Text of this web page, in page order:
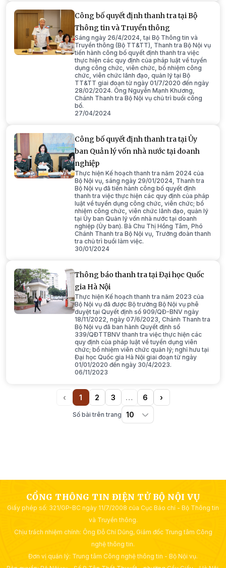
Công bố quyết định thanh tra tại Bộ
Thông tin và Truyền thông
Sáng ngày 26/4/2024, tại Bộ Thông tin và
Truyền thông (Bộ TT&TT), Thanh tra Bộ Nội vụ
tiến hành công bố quyết định thanh tra việc
thực hiện các quy định của pháp luật về tuyển
dụng công chức, viên chức, bổ nhiệm công
chức, viên chức lãnh đạo, quản lý tại Bộ
TT&TT giai đoạn từ ngày 01/7/2020 đến ngày
28/02/2024. Ông Nguyễn Mạnh Khương,
Chánh Thanh tra Bộ Nội vụ chủ trì buổi công
bố.
27/04/2024
Công bố quyết định thanh tra tại Ủy
ban Quản lý vốn nhà nước tại doanh
nghiệp
Thực hiện Kế hoạch thanh tra năm 2024 của
Bộ Nội vụ, sáng ngày 29/01/2024, Thanh tra
Bộ Nội vụ đã tiến hành công bố quyết định
thanh tra việc thực hiện các quy định của pháp
luật về tuyển dụng công chức, viên chức; bổ
nhiệm công chức, viên chức lãnh đạo, quản lý
tại Ủy ban Quản lý vốn nhà nước tại doanh
nghiệp (Ủy ban). Bà Chu Thị Hồng Tâm, Phó
Chánh Thanh tra Bộ Nội vụ, Trưởng đoàn thanh
tra chủ trì buổi làm việc.
30/01/2024
Thông báo thanh tra tại Đại học Quốc
gia Hà Nội
Thực hiện Kế hoạch thanh tra năm 2023 của
Bộ Nội vụ đã được Bộ trưởng Bộ Nội vụ phê
duyệt tại Quyết định số 909/QĐ-BNV ngày
18/11/2022, ngày 07/6/2023, Chánh Thanh tra
Bộ Nội vụ đã ban hành Quyết định số
339/QĐTTBNV thanh tra việc thực hiện các
quy định của pháp luật về tuyển dụng viên
chức; bổ nhiệm viên chức quản lý; nghỉ hưu tại
Đại học Quốc gia Hà Nội giai đoạn từ ngày
01/01/2020 đến ngày 30/4/2023.
06/11/2023
Số bài trên trang
‹Previous
1(current)
2 3 …More
6 ›Next
CỔNG THÔNG TIN ĐIỆN TỬ BỘ NỘI VỤ
Giấy phép số: 321/GP-BC ngày 11/7/2008 của Cục Báo chí - Bộ Thông tin
và Truyền thông.
Chịu trách nhiệm chính: Ông Đỗ Chí Dũng, Giám đốc Trung tâm Công
nghệ thông tin.
Đơn vị quản lý: Trung tâm Công nghệ thông tin - Bộ Nội vụ.